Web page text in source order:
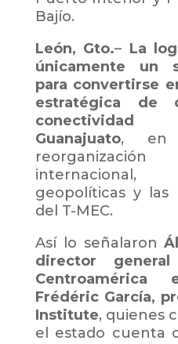
Bajío.
León, Gto.– La
únicamente un
para convertirse
estratégica de
Guanajuato, en
geopolíticas y las
del T-MEC.
Así lo señalaron
director
Centroamérica
Frédéric García,
Institute, quienes
el estado cuenta